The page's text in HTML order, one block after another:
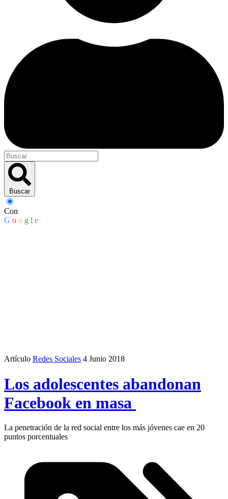
Buscar
Con
G o o g l e
Artículo Redes Sociales 4 Junio 2018
Los adolescentes abandonan
Facebook en masa
La penetración de la red social entre los más jóvenes cae en 20
puntos porcentuales